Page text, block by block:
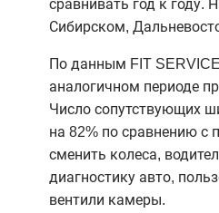
сравнивать год к году.
Сибирском,
По данным FIT
аналогичном периоде
Число сопутствующих
на 82% по сравнению с
сменить колеса,
диагностику авто,
вентили камеры.